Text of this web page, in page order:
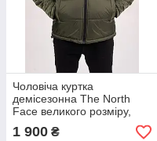
Чоловіча куртка
демісезонна The North
Face великого розміру,
1 900 ₴